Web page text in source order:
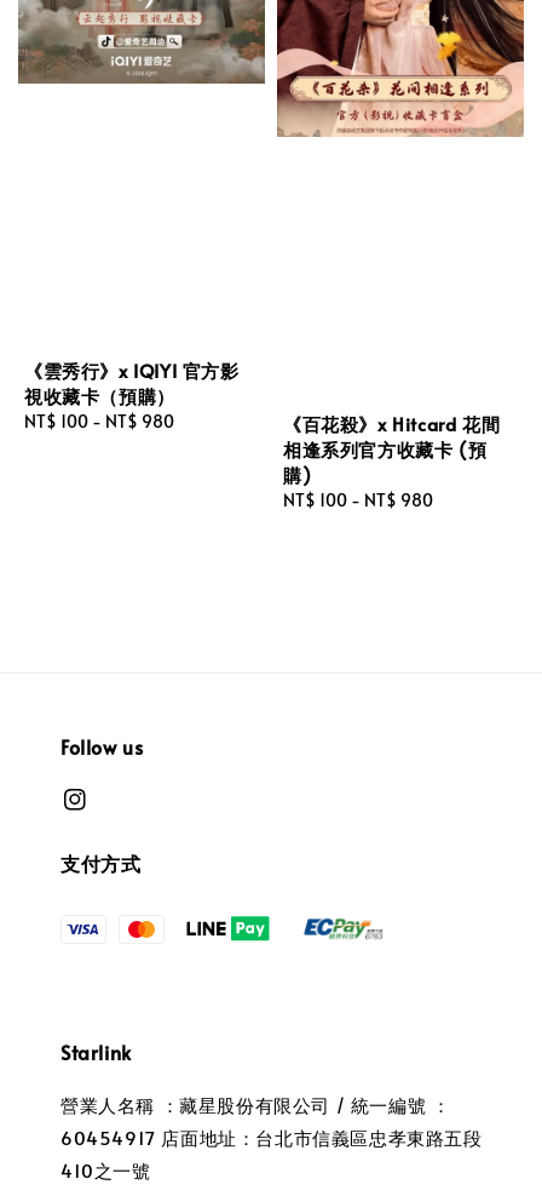
《雲秀行》x IQIYI 官方影
視收藏卡（預購）
Regular
NT$ 100 - NT$ 980
《百花殺》x Hitcard 花間
相逢系列官方收藏卡 (預
購)
Regular
NT$ 100 - NT$ 980
Follow us
支付方式
Starlink
營業人名稱 ：藏星股份有限公司 / 統一編號 ：
60454917 店面地址：台北市信義區忠孝東路五段
410之一號